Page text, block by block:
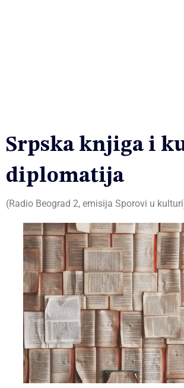
Srpska knjiga i
diplomatija
(Radio Beograd 2, emisija Sporovi u kulturi